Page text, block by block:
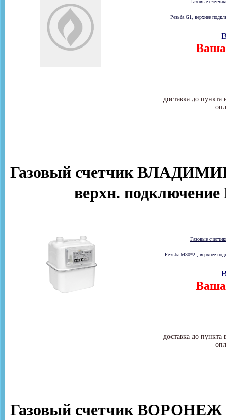
Газовые
Резьба G1, верхнее
Ваша
доставка до
Газовый счетчик
верхн.
Газовые
Резьба М30*2 , верхнее
Ваша
доставка до
Газовый счетчик